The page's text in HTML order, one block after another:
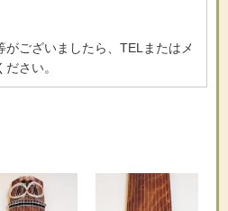
ございましたら、TELまたはメ
さい。